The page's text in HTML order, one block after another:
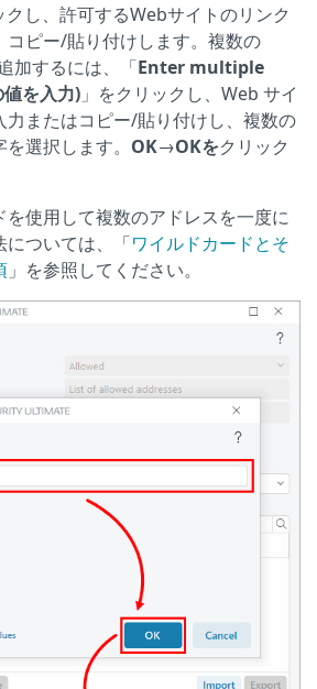
クし、許可するWebサイトのリンク
コピー/貼り付けします。複数の
加するには、「Enter multiple
を入力) 」をクリックし、Web サイ
力またはコピー/貼り付けし、複数の
選択します。 OK→OKをクリック
を使用して複数のアドレスを一度に
については、「ワイルドカードとそ
」を参照してください。